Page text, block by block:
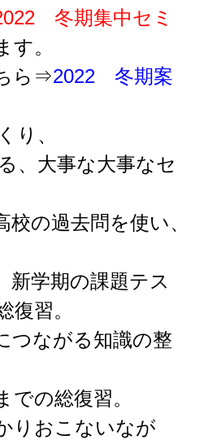
冬期集中セミ
す。
ら⇒2022 冬期案
り、
、大事な大事なセ
の過去問を使い、
新学期の課題テス
復習。
つながる知識の整
での総復習。
りおこないなが